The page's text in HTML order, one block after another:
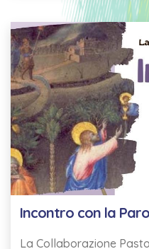
Incontro con la
La Collaborazione